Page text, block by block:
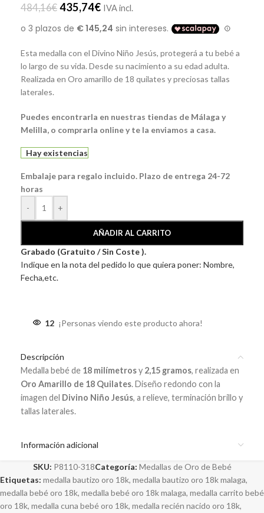
484,16€ 435,74€ IVA incl.
Esta medalla con el Divino Niño Jesús, protegerá a tu bebé a
lo largo de su vida. Desde su nacimiento a su edad adulta.
Realizada en Oro amarillo de 18 quilates y preciosas tallas
laterales.
Puedes encontrarla en nuestras tiendas de Málaga y
Melilla, o comprarla online y te la enviamos a casa.
Hay existencias
Embalaje para regalo incluido. Plazo de entrega 24-72
horas
-
+
AÑADIR AL CARRITO
Grabado (Gratuito / Sin Coste ).
Indique en la nota del pedido lo que quiera poner: Nombre,
Fecha,etc.
12 ¡Personas viendo este producto ahora!
Descripción
Medalla bebé de 18 milímetrosy 2,15 gramos, realizada en
Oro Amarillo de 18 Quilates. Diseño redondo con la
imagen del Divino Niño Jesús, a relieve, terminación brillo y
tallas laterales.
Información adicional
SKU: P8110-318Categoría: Medallas de Oro de Bebé
Etiquetas: medalla bautizo oro 18k, medalla bautizo oro 18k malaga,
medalla bebé oro 18k, medalla bebé oro 18k malaga, medalla carrito bebé
oro 18k, medalla cuna bebé oro 18k, medalla recién nacido oro 18k,